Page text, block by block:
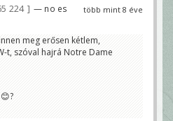
több mint 8 éve
224
— no es
meg erősen kétlem,
t, szóval hajrá Notre Dame